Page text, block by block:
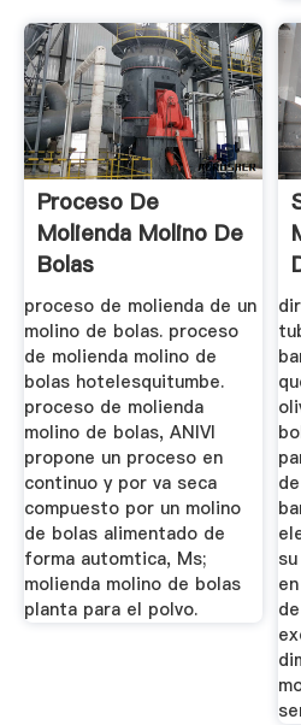
Proceso De
Molienda Molino De
Bolas
proceso de molienda de un
molino de bolas. proceso
de molienda molino de
bolas hotelesquitumbe.
proceso de molienda
molino de bolas, ANIVI
propone un proceso en
continuo y por va seca
compuesto por un molino
de bolas alimentado de
forma automtica, Ms;
molienda molino de bolas
planta para el polvo.